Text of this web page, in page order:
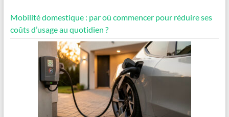
Mobilité domestique : par où commencer pour réduire ses
coûts d’usage au quotidien ?